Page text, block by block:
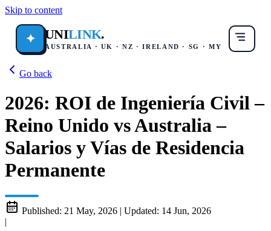
Skip to content
✦ UNILINK.
AUSTRALIA · UK · NZ · IRELAND · SG · MY
Go back
2026: ROI de Ingeniería Civil –
Reino Unido vs Australia –
Salarios y Vías de Residencia
Permanente
Published: 21 May, 2026 | Updated: 14 Jun, 2026
|